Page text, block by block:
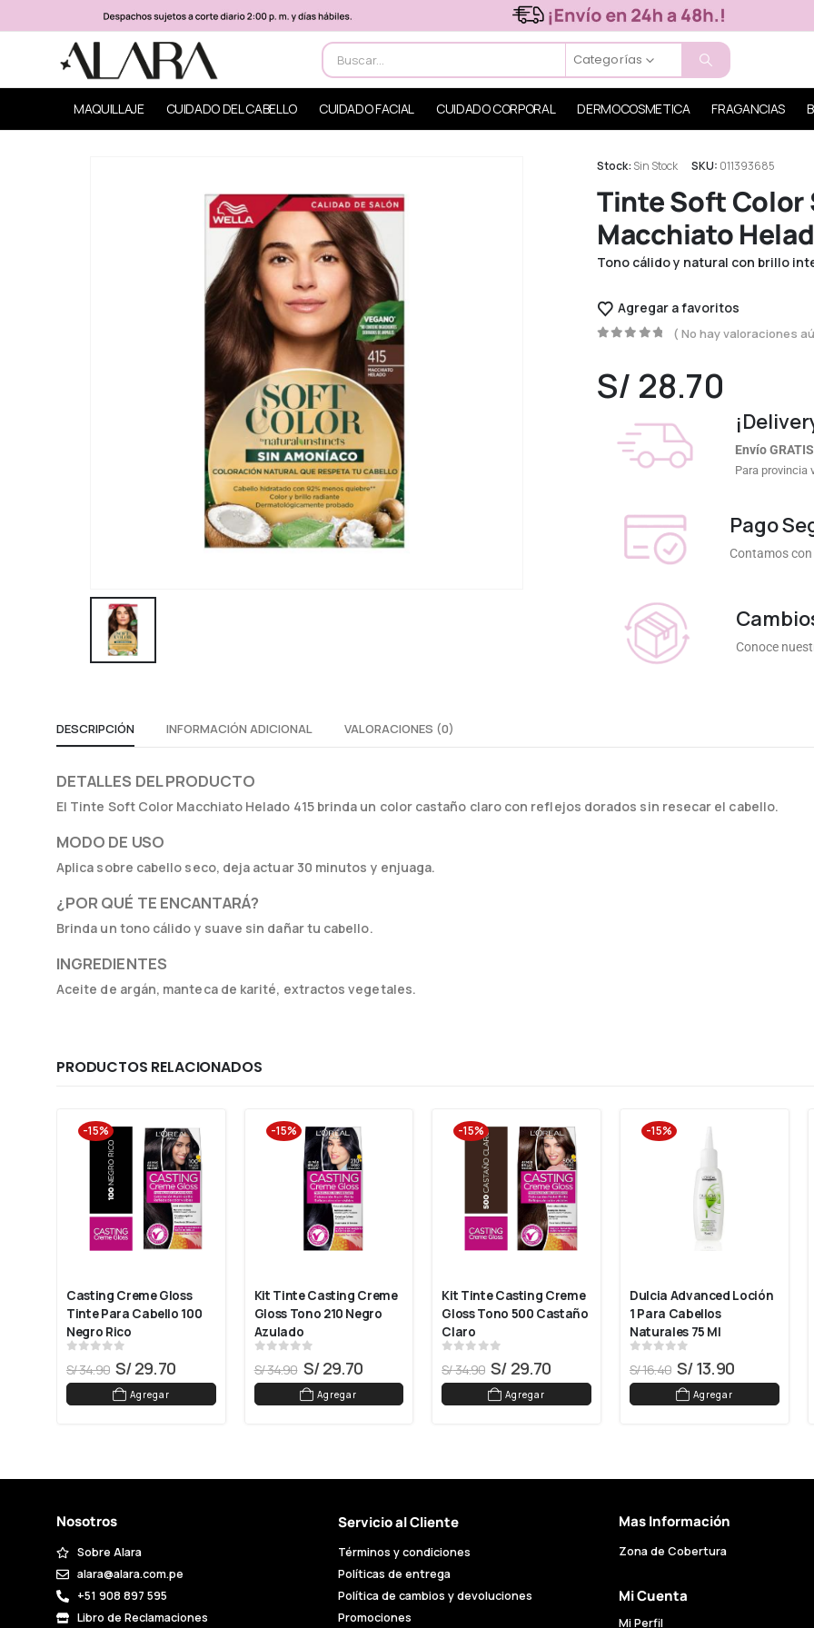
Categorías
MAQUILLAJE CUIDADO DEL CABELLO CUIDADO FACIAL CUIDADO CORPORAL DERMOCOSMETICA FRAGANCIAS
Stock: Sin Stock SKU: 011393685
Tinte Soft Color
Macchiato
Tono cálido y natural con brillo
Agregar a favoritos
( No hay valoraciones
S/ 28.70
Envío
Para provincia
Pago
Contamos
Conoce
DESCRIPCIÓN INFORMACIÓN ADICIONAL VALORACIONES (0)
DETALLES DEL PRODUCTO
El Tinte Soft Color Macchiato Helado 415 brinda un color castaño claro con reflejos dorados sin resecar el cabello.
MODO DE USO
Aplica sobre cabello seco, deja actuar 30 minutos y enjuaga.
¿POR QUÉ TE ENCANTARÁ?
Brinda un tono cálido y suave sin dañar tu cabello.
INGREDIENTES
Aceite de argán, manteca de karité, extractos vegetales.
PRODUCTOS RELACIONADOS
-15%
Casting Creme Gloss
Tinte Para Cabello 100
Negro Rico
S/34.90 S/29.70
Agregar
-15%
Kit Tinte Casting Creme
Gloss Tono 210 Negro
Azulado
S/34.90 S/29.70
Agregar
-15%
Kit Tinte Casting Creme
Gloss Tono 500 Castaño
Claro
S/34.90 S/ 29.70
Agregar
-15%
Dulcia Advanced Loción
1 Para Cabellos
Naturales 75 Ml
S/16.40 S/13.90
Agregar
Nosotros
Sobre Alara
alara@alara.com.pe
+51 908 897 595
Libro de Reclamaciones
Servicio al Cliente
Términos y condiciones
Políticas de entrega
Política de cambios y devoluciones
Promociones
Mas Información
Zona de Cobertura
Mi Cuenta
Mi Perfil